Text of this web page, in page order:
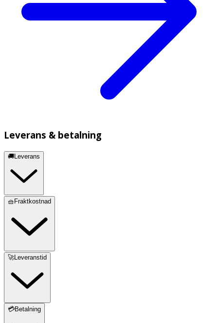
Leverans & betalning
🚚Leverans
🧺Fraktkostnad
🚀Leveranstid
💳Betalning